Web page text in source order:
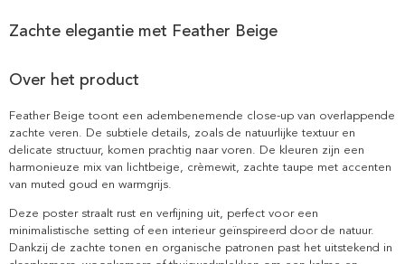
Zachte elegantie met Feather Beige
Over het product
Feather Beige toont een adembenemende close-up van overlappende
zachte veren. De subtiele details, zoals de natuurlijke textuur en
delicate structuur, komen prachtig naar voren. De kleuren zijn een
harmonieuze mix van lichtbeige, crèmewit, zachte taupe met accenten
van muted goud en warmgrijs.
Deze poster straalt rust en verfijning uit, perfect voor een
minimalistische setting of een interieur geïnspireerd door de natuur.
Dankzij de zachte tonen en organische patronen past het uitstekend in